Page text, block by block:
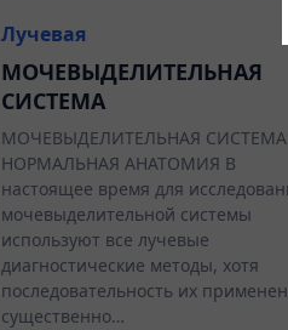
Лучевая
МОЧЕВЫДЕЛИТЕЛЬНАЯ
СИСТЕМА
МОЧЕВЫДЕЛИТЕЛЬНАЯ СИСТЕМА
НОРМАЛЬНАЯ АНАТОМИЯ В
настоящее время для
мочевыделительной системы
используют все лучевые
диагностические методы, хотя
последовательность их
существенно…